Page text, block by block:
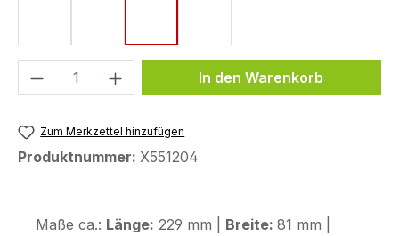
Produkt Anzahl: Gib denIn den Warenkorb
Zum Merkzettel hinzufügen
Produktnummer: X551204
Maße ca.: Länge: 229 mm | Breite: 81 mm |